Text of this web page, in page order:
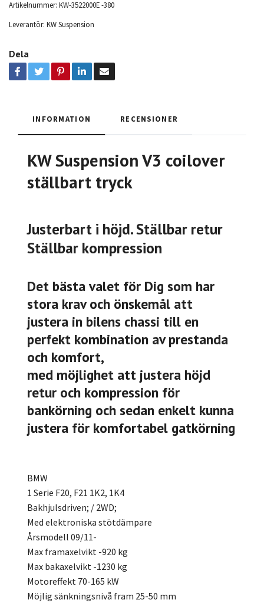
Artikelnummer: KW-3522000E -380
Leverantör: KW Suspension
Dela
INFORMATION RECENSIONER
KW Suspension V3 coilover
ställbart tryck
Justerbart i höjd. Ställbar retur
Ställbar kompression
Det bästa valet för Dig som har
stora krav och önskemål att
justera in bilens chassi till en
perfekt kombination av prestanda
och komfort,
med möjlighet att justera höjd
retur och kompression för
bankörning och sedan enkelt kunna
justera för komfortabel gatkörning
BMW
1 Serie F20, F21 1K2, 1K4
Bakhjulsdriven; / 2WD;
Med elektroniska stötdämpare
Årsmodell 09/11-
Max framaxelvikt -920 kg
Max bakaxelvikt -1230 kg
Motoreffekt 70-165 kW
Möjlig sänkningsnivå fram 25-50 mm